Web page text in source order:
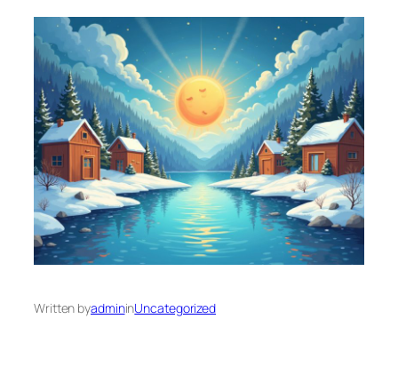
Written byadmininUncategorized